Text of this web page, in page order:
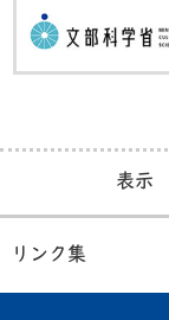
表示
リンク集